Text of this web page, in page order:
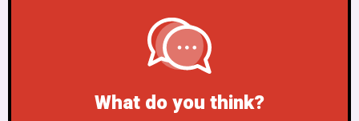
What do you think?